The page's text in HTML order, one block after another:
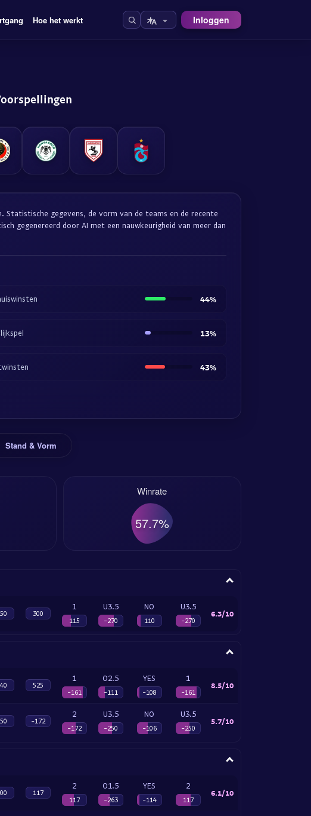
Hoe het werkt Inloggen
Statistische gegevens, de vorm van de teams en de recente
gegenereerd door AI met een nauwkeurigheid van meer dan
44%
13%
43%
Stand & Vorm
Winrate
57.7%
300
1
115
U3.5
-270
NO
110
U3.5
-270
6.3/10
525
1
-161
O2.5
-111
YES
-108
1
-161
8.5/10
-172
2
-172
U3.5
-250
NO
-106
U3.5
-250
5.7/10
117
2
117
O1.5
-263
YES
-114
2
117
6.1/10